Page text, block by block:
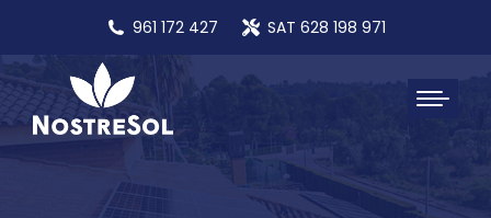
961 172 427 SAT 628 198 971